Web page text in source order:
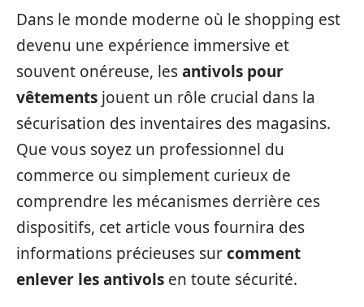
Dans le monde moderne où le shopping est
devenu une expérience immersive et
souvent onéreuse, lesantivols pour
vêtements jouent un rôle crucial dans la
sécurisation des inventaires des magasins.
Que vous soyez un professionnel du
commerce ou simplement curieux de
comprendre les mécanismes derrière ces
dispositifs, cet article vous fournira des
informations précieuses surcomment
enlever les antivols en toute sécurité.